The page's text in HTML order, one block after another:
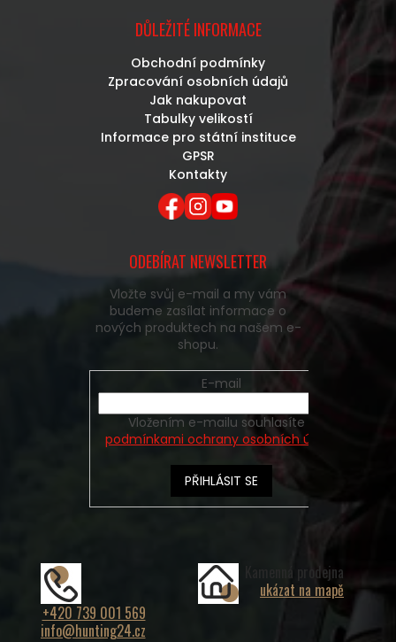
DŮLEŽITÉ INFORMACE
Obchodní podmínky
Zpracování osobních údajů
Jak nakupovat
Tabulky velikostí
Informace pro státní instituce
GPSR
Kontakty
ODEBÍRAT NEWSLETTER
Vložte svůj e-mail a my vám
budeme zasílat informace o
nových produktech na našem e-
shopu.
E-mail
podmínkami ochrany osobních údajů
PŘIHLÁSIT SE
+420 739 001 569
info@hunting24.cz
Kamenná prodejna
ukázat na mapě